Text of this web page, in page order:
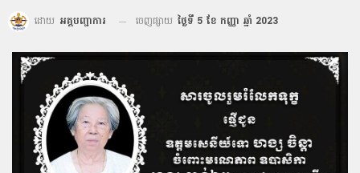
ដោយ អគ្គបញ្ជាការ ចេញផ្សាយ ថ្ងៃទី 5 ខែ កញ្ញា ឆ្នាំ 2023